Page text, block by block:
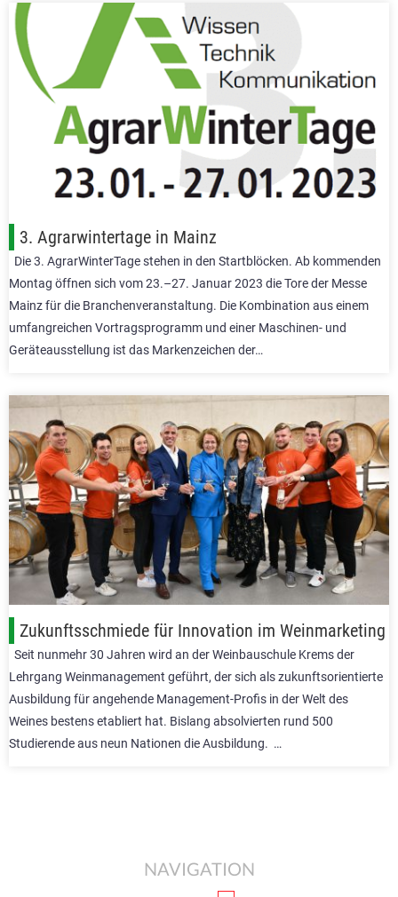
3. Agrarwintertage in Mainz
Die 3. AgrarWinterTage stehen in den Startblöcken. Ab kommenden
Montag öffnen sich vom 23.–27. Januar 2023 die Tore der Messe
Mainz für die Branchenveranstaltung. Die Kombination aus einem
umfangreichen Vortragsprogramm und einer Maschinen- und
Geräteausstellung ist das Markenzeichen der…
Zukunftsschmiede für Innovation im Weinmarketing
Seit nunmehr 30 Jahren wird an der Weinbauschule Krems der
Lehrgang Weinmanagement geführt, der sich als zukunftsorientierte
Ausbildung für angehende Management-Profis in der Welt des
Weines bestens etabliert hat. Bislang absolvierten rund 500
Studierende aus neun Nationen die Ausbildung. …
NAVIGATION